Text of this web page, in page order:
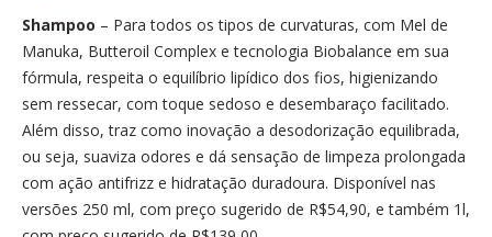
Shampoo – Para todos os tipos de curvaturas, com Mel de
Manuka, Butteroil Complex e tecnologia Biobalance em sua
fórmula, respeita o equilíbrio lipídico dos fios, higienizando
sem ressecar, com toque sedoso e desembaraço facilitado.
Além disso, traz como inovação a desodorização equilibrada,
ou seja, suaviza odores e dá sensação de limpeza prolongada
com ação antifrizz e hidratação duradoura. Disponível nas
versões 250 ml, com preço sugerido de R$54,90, e também 1l,